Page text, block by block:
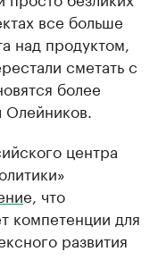
все больше
над продуктом,
сметать с
более
центра
е, что
компетенции для
развития